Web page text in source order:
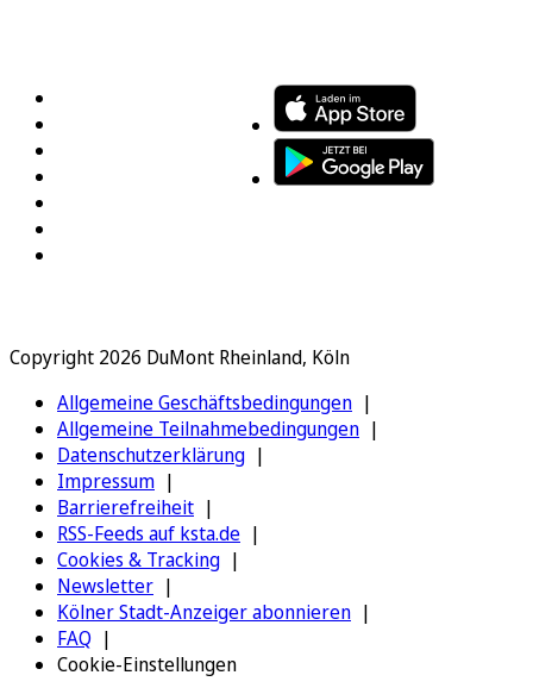
Copyright 2026 DuMont Rheinland, Köln
Allgemeine Geschäftsbedingungen
Allgemeine Teilnahmebedingungen
Datenschutzerklärung
Impressum
Barrierefreiheit
RSS-Feeds auf ksta.de
Cookies & Tracking
Newsletter
Kölner Stadt-Anzeiger abonnieren
FAQ
Cookie-Einstellungen